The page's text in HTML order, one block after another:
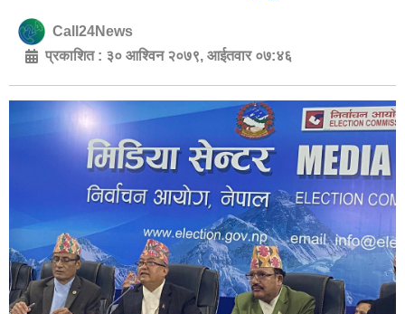
Call24News
प्रकाशित : ३० आश्विन २०७९, आईतवार ०७:४६